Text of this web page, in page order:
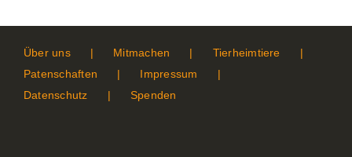
Über uns Mitmachen
Tierheimtiere
Patenschaften
Impressum
Datenschutz
Spenden